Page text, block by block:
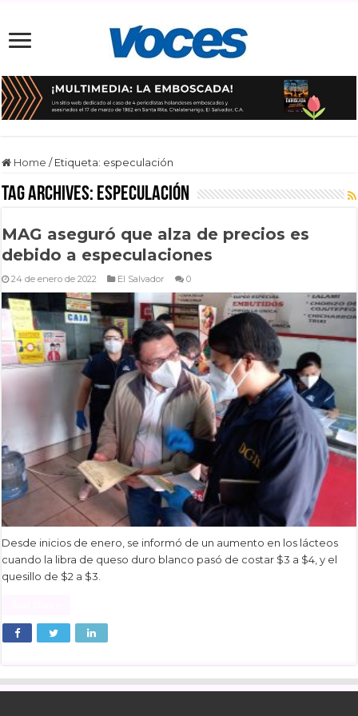
Home / Etiqueta: especulación
Tag Archives: especulación
MAG aseguró que alza de precios es
debido a especulaciones
24 de enero de 2022 El Salvador 0
Desde inicios de enero, se informó de un aumento en los lácteos
cuando la libra de queso duro blanco pasó de costar $3 a $4, y el
quesillo de $2 a $3.